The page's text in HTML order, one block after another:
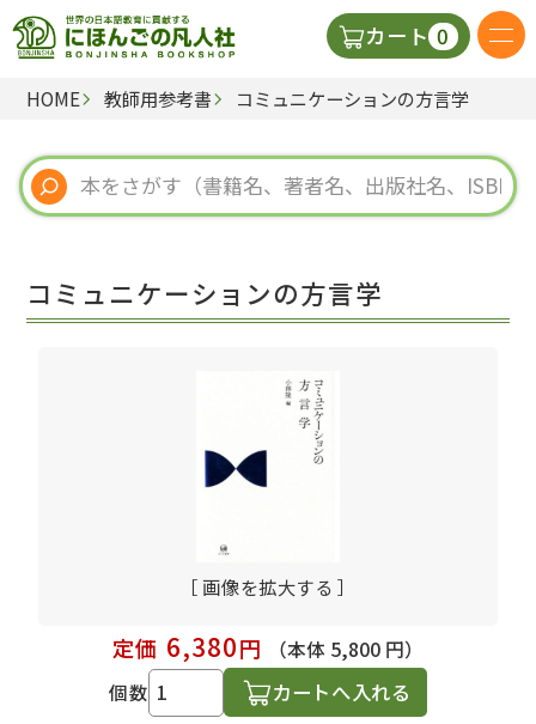
カート 0
日本語の教科書
視聴覚・補助教材
教師用参考書
HOME 教師用参考書 コミュニケーションの方言学
コミュニケーションの方言学
［ 画像を拡大する ］
定価 6,380円
（本体 5,800 円）
個数
カートへ入れる